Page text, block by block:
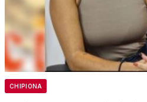
CHIPIONA